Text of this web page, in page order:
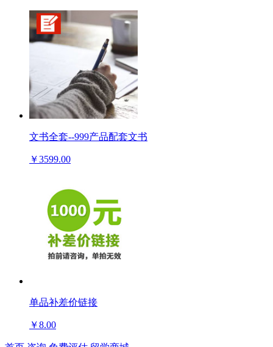
文书全套--999产品配套文书
￥3599.00
单品补差价链接
￥8.00